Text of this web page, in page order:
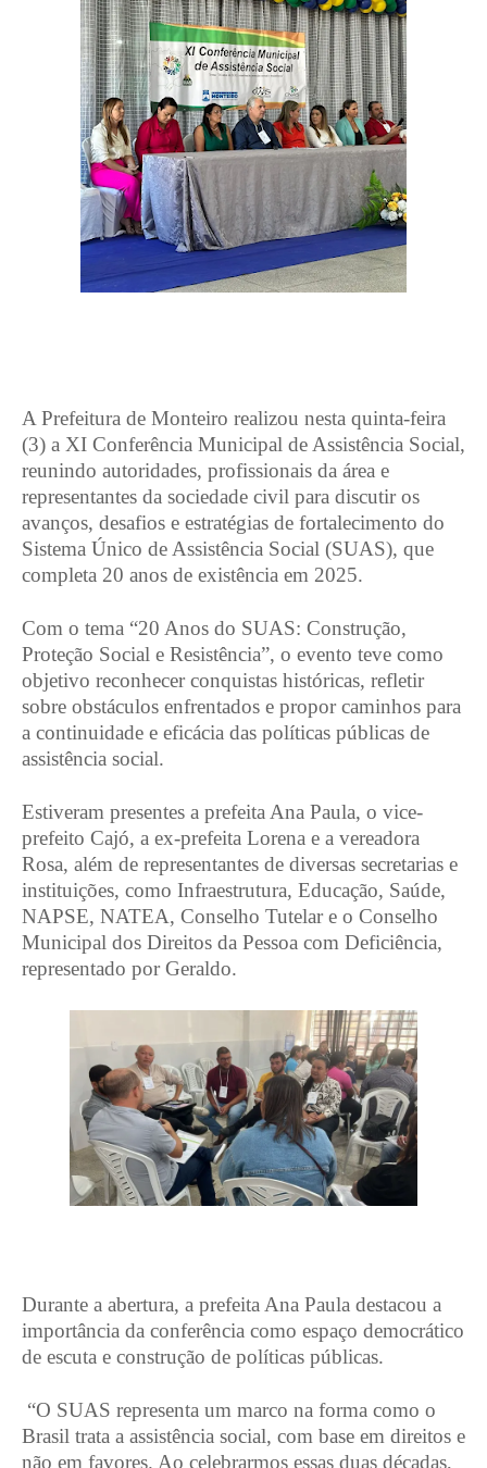
A Prefeitura de Monteiro realizou nesta quinta-feira
(3) a XI Conferência Municipal de Assistência Social,
reunindo autoridades, profissionais da área e
representantes da sociedade civil para discutir os
avanços, desafios e estratégias de fortalecimento do
Sistema Único de Assistência Social (SUAS), que
completa 20 anos de existência em 2025.
Com o tema “20 Anos do SUAS: Construção,
Proteção Social e Resistência”, o evento teve como
objetivo reconhecer conquistas históricas, refletir
sobre obstáculos enfrentados e propor caminhos para
a continuidade e eficácia das políticas públicas de
assistência social.
Estiveram presentes a prefeita Ana Paula, o vice-
prefeito Cajó, a ex-prefeita Lorena e a vereadora
Rosa, além de representantes de diversas secretarias e
instituições, como Infraestrutura, Educação, Saúde,
NAPSE, NATEA, Conselho Tutelar e o Conselho
Municipal dos Direitos da Pessoa com Deficiência,
representado por Geraldo.
Durante a abertura, a prefeita Ana Paula destacou a
importância da conferência como espaço democrático
de escuta e construção de políticas públicas.
“O SUAS representa um marco na forma como o
Brasil trata a assistência social, com base em direitos e
não em favores. Ao celebrarmos essas duas décadas,